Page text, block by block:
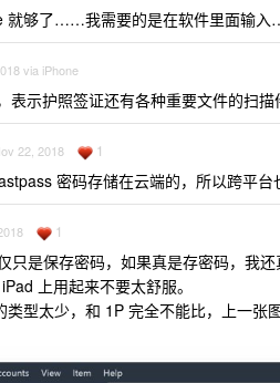
就够了……我需要的是在软件里面输
via iPhone
表示护照签证还有各种重要文件的扫描
22, 2018 1
密码存储在云端的，所以跨平台
1
只是保存密码，如果真是存密码，我
上用起来不要太舒服。
类型太少，和 1P 完全不能比，上一张